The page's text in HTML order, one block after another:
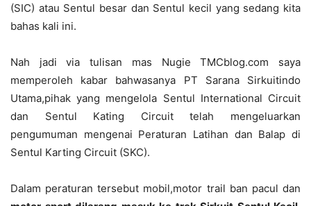
(SIC) atau Sentul besar dan Sentul kecil yang sedang kita
bahas kali ini.
Nah jadi via tulisan mas Nugie TMCblog.com saya
memperoleh kabar bahwasanya PT Sarana Sirkuitindo
Utama,pihak yang mengelola Sentul International Circuit
dan Sentul Kating Circuit telah mengeluarkan
pengumuman mengenai Peraturan Latihan dan Balap di
Sentul Karting Circuit (SKC).
Dalam peraturan tersebut mobil,motor trail ban pacul dan